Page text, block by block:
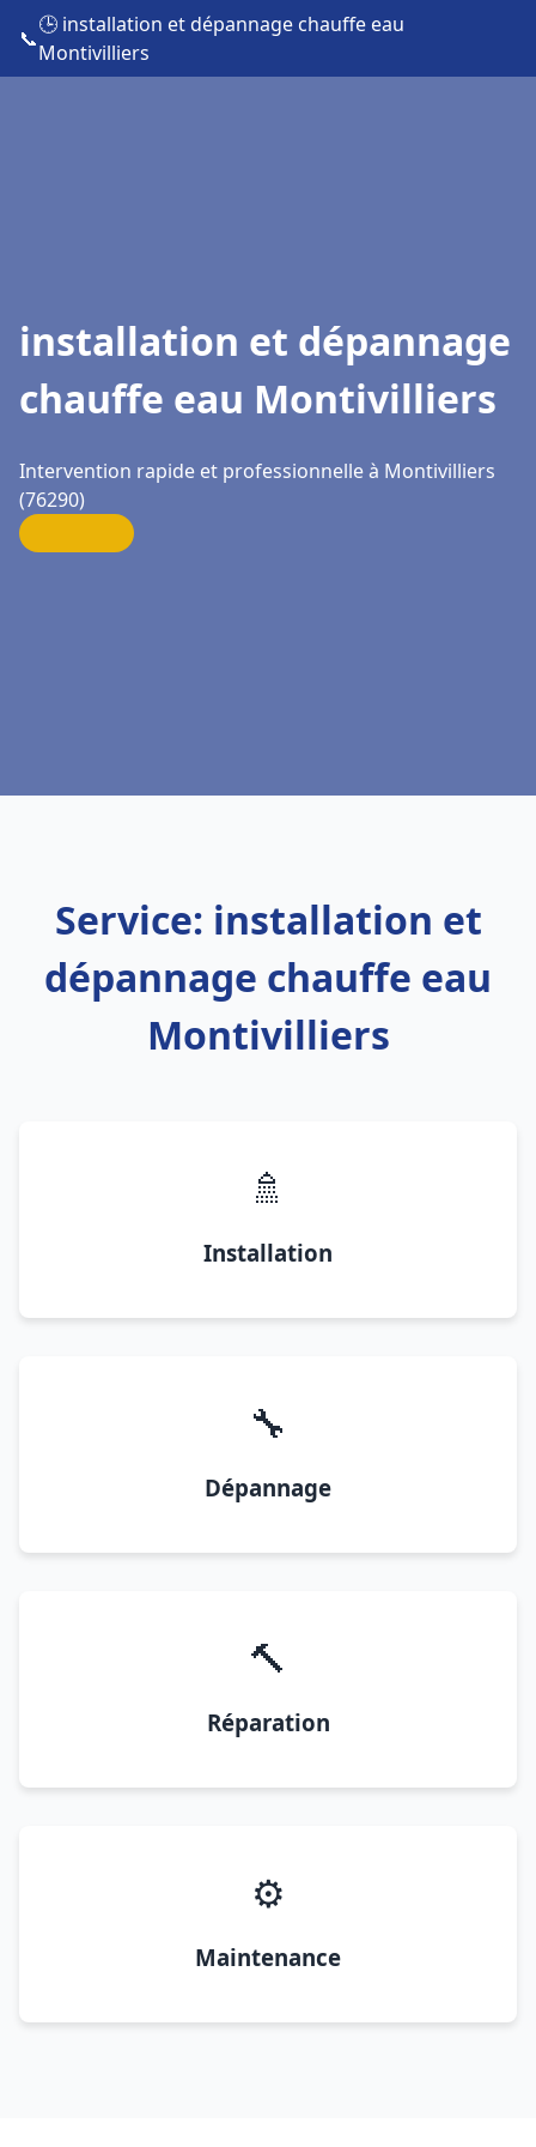
📞
🕒 installation et dépannage chauffe eau
Montivilliers
installation et dépannage
chauffe eau Montivilliers
Intervention rapide et professionnelle à Montivilliers
(76290)
Service: installation et
dépannage chauffe eau
Montivilliers
🚿
Installation
🔧
Dépannage
🔨
Réparation
⚙️
Maintenance